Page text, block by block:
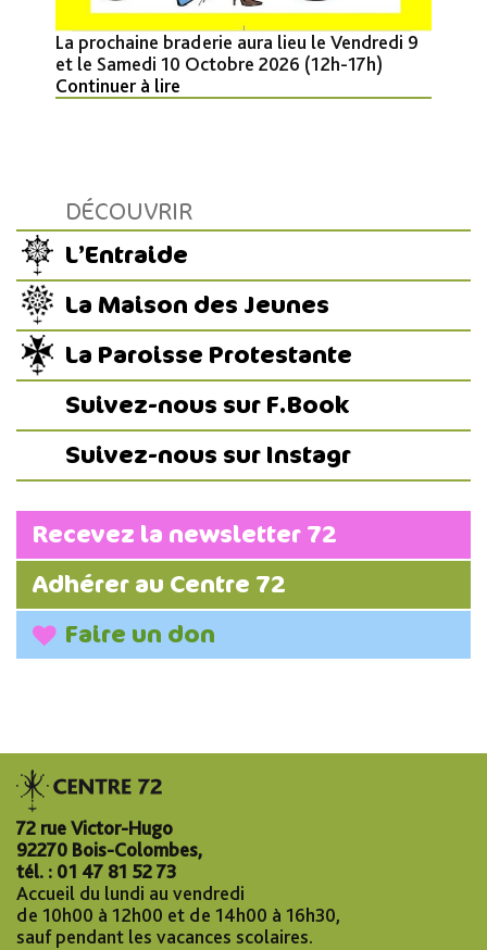
La prochaine braderie aura lieu le Vendredi 9
et le Samedi 10 Octobre 2026 (12h-17h)
Continuer à lire
DÉCOUVRIR
L’Entraide
La Maison des Jeunes
La Paroisse Protestante
Suivez-nous sur F.Book
Suivez-nous sur Instagr
Recevez la newsletter 72
Adhérer au Centre 72
Faire un don
72 rue Victor-Hugo
92270 Bois-Colombes,
tél. : 01 47 81 52 73
Accueil du lundi au vendredi
de 10h00 à 12h00 et de 14h00 à 16h30,
sauf pendant les vacances scolaires.